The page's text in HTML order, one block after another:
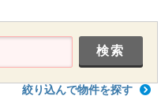
絞り込んで物件を探す